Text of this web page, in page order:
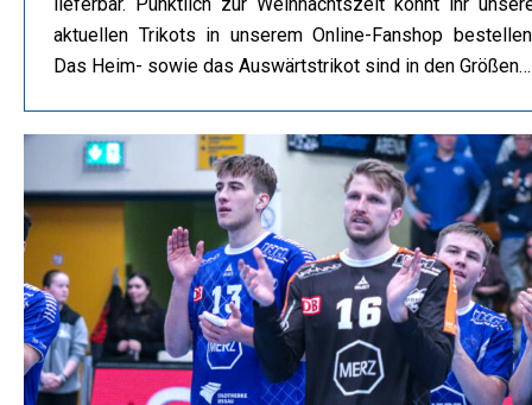
lieferbar. Pünktlich zur Weihnachtszeit könnt ihr
aktuellen Trikots in unserem Online-Fanshop
Das Heim- sowie das Auswärtstrikot sind in den Größen…